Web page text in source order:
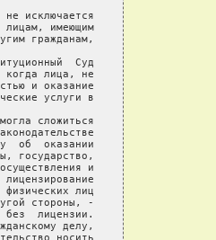
не исключается
лицам, имеющим
гражданам,
Суд
когда лица, не
и оказание
услуги в
сложиться
об  оказании
государство,
и
физических лиц
стороны, -
без  лицензии.
делу,